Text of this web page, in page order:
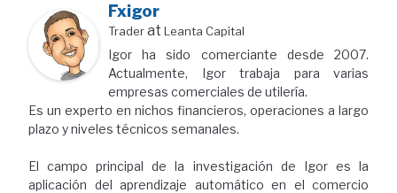
Fxigor
Traderat Leanta Capital
Igor ha sido comerciante desde 2007.
Actualmente, Igor trabaja para varias
empresas comerciales de utilería.
Es un experto en nichos financieros, operaciones a largo
plazo y niveles técnicos semanales.
El campo principal de la investigación de Igor es la
aplicación del aprendizaje automático en el comercio